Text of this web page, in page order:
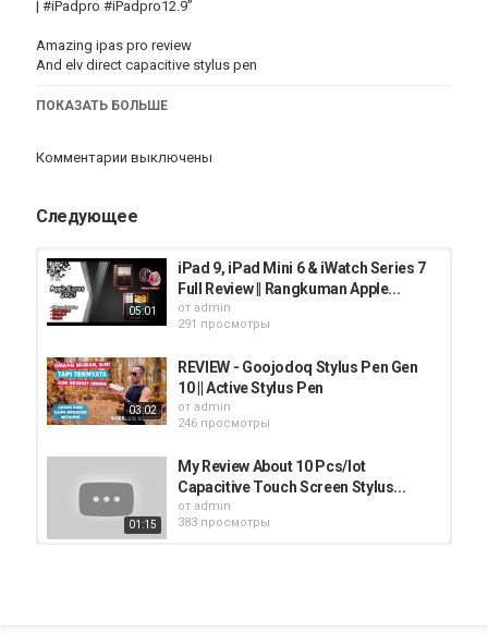
| #iPadpro #iPadpro12.9”
Amazing ipas pro review
And elv direct capacitive stylus pen
Both are an amazing combination for me
Achus vlogs
iPad Pro 12.9
ПОКАЗАТЬ БОЛЬШЕ
Комментарии выключены
Следующее
05:01
iPad 9, iPad Mini 6 & iWatch Series 7
Full Review || Rangkuman Apple...
от admin
291 просмотры
03:02
REVIEW - Goojodoq Stylus Pen Gen
10 || Active Stylus Pen
от admin
246 просмотры
01:15
My Review About 10 Pcs/lot
Capacitive Touch Screen Stylus...
от admin
383 просмотры